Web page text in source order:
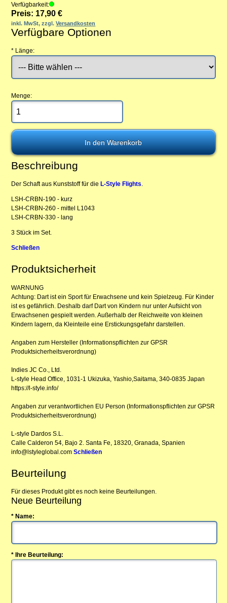
Verfügbarkeit:
Preis: 17,90 €
inkl. MwSt, zzgl.Versandkosten
Verfügbare Optionen
* Länge:
Menge:
Beschreibung
Der Schaft aus Kunststoff für die L-Style Flights.
LSH-CRBN-190 - kurz
LSH-CRBN-260 - mittel L1043
LSH-CRBN-330 - lang
3 Stück im Set.
Schließen
Produktsicherheit
WARNUNG
Achtung: Dart ist ein Sport für Erwachsene und kein Spielzeug. Für Kinder
ist es gefährlich. Deshalb darf Dart von Kindern nur unter Aufsicht von
Erwachsenen gespielt werden. Außerhalb der Reichweite von kleinen
Kindern lagern, da Kleinteile eine Erstickungsgefahr darstellen.
Angaben zum Hersteller (Informationspflichten zur GPSR
Produktsicherheitsverordnung)
Indies JC Co., Ltd.
L-style Head Office, 1031-1 Ukizuka, Yashio,Saitama, 340-0835 Japan
https://l-style.info/
Angaben zur verantwortlichen EU Person (Informationspflichten zur GPSR
Produktsicherheitsverordnung)
L-style Dardos S.L.
Calle Calderon 54, Bajo 2. Santa Fe, 18320, Granada, Spanien
info@lstyleglobal.comSchließen
Beurteilung
Für dieses Produkt gibt es noch keine Beurteilungen.
Neue Beurteilung
* Name:
* Ihre Beurteilung: